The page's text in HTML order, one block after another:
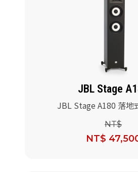
JBL Stage
JBL Stage A180 落地
NT$
NT$